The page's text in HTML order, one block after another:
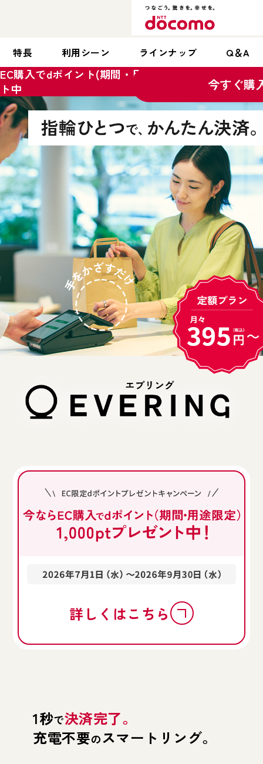
特長 利用シーン ラインナップ Q＆A
EC購入でdポイント(期間・用途限定)1,000ptプレゼン
ト中
今すぐ購
詳しくはこちら
1秒で決済完了。
充電不要のスマートリング。